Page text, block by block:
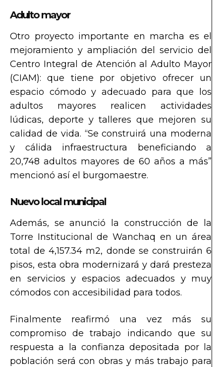
Adulto mayor
Otro proyecto importante en marcha es el
mejoramiento y ampliación del servicio del
Centro Integral de Atención al Adulto Mayor
(CIAM): que tiene por objetivo ofrecer un
espacio cómodo y adecuado para que los
adultos mayores realicen actividades
lúdicas, deporte y talleres que mejoren su
calidad de vida. “Se construirá una moderna
y cálida infraestructura beneficiando a
20,748 adultos mayores de 60 años a más”
mencionó así el burgomaestre.
Nuevo local municipal
Además, se anunció la construcción de la
Torre Institucional de Wanchaq en un área
total de 4,157.34 m2, donde se construirán 6
pisos, esta obra modernizará y dará presteza
en servicios y espacios adecuados y muy
cómodos con accesibilidad para todos.
Finalmente reafirmó una vez más su
compromiso de trabajo indicando que su
respuesta a la confianza depositada por la
población será con obras y más trabajo para